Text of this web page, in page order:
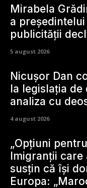
Mirabela
a
publicității
5 august 2026
Nicușor Dan
la legislația de
analiza cu
4 august 2026
„Opțiuni
Imigranții care
susțin că își
Europa: